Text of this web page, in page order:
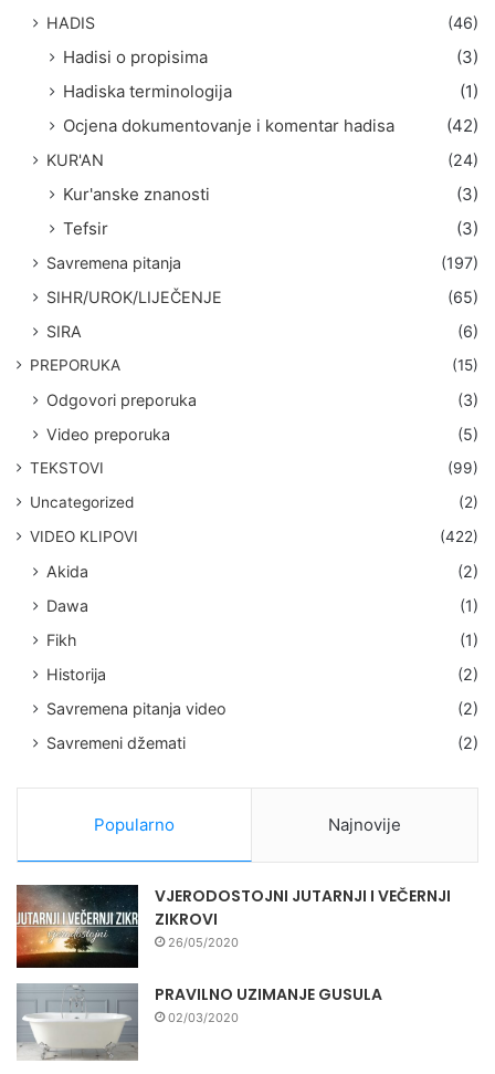
HADIS (46)
Hadisi o propisima
(3)
Hadiska terminologija
(1)
Ocjena dokumentovanje i komentar hadisa
(42)
KUR'AN (24)
Kur'anske znanosti
(3)
Tefsir
(3)
Savremena pitanja
(197)
SIHR/UROK/LIJEČENJE
(65)
SIRA
(6)
PREPORUKA (15)
Odgovori preporuka
(3)
Video preporuka
(5)
TEKSTOVI
(99)
Uncategorized
(2)
VIDEO KLIPOVI
(422)
Akida
(2)
Dawa
(1)
Fikh
(1)
Historija
(2)
Savremena pitanja video
(2)
Savremeni džemati
(2)
Popularno Najnovije
VJERODOSTOJNI JUTARNJI I VEČERNJI
ZIKROVI
26/05/2020
PRAVILNO UZIMANJE GUSULA
02/03/2020